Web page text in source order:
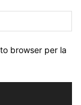
browser per la